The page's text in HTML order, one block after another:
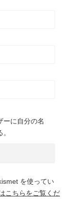
ーに自分の名
を使ってい
こちらをご覧くだ